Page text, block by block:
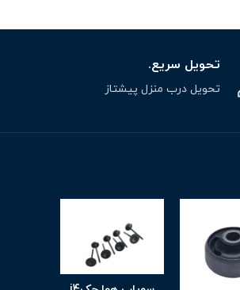
تحویل سریع.
تحویل درب منزل پیشتاز